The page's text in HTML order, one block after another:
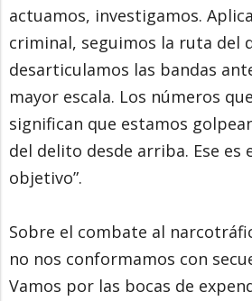
actuamos, investigamos.
criminal, seguimos la ruta del
desarticulamos las bandas
mayor escala. Los números
significan que estamos
del delito desde arriba. Ese es
objetivo”.
Sobre el combate al
no nos conformamos con
Vamos por las bocas de